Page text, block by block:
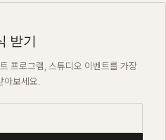
받기
프로그램, 스튜디오 이벤트를 가장
아보세요.